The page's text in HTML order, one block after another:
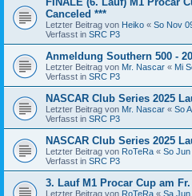
Canceled ***
Letzter Beitrag von Heiko « So Nov
Verfasst in SRC P3
Anmeldung Southern 500 -
Letzter Beitrag von Mr. Nascar « Mi
Verfasst in SRC P3
NASCAR Club Series 2025
Letzter Beitrag von Mr. Nascar « So
Verfasst in SRC P3
NASCAR Club Series 2025
Letzter Beitrag von RoTeRa « So Jun
Verfasst in SRC P3
3. Lauf M1 Procar Cup am Fr.
Letzter Beitrag von RoTeRa « Sa Jun